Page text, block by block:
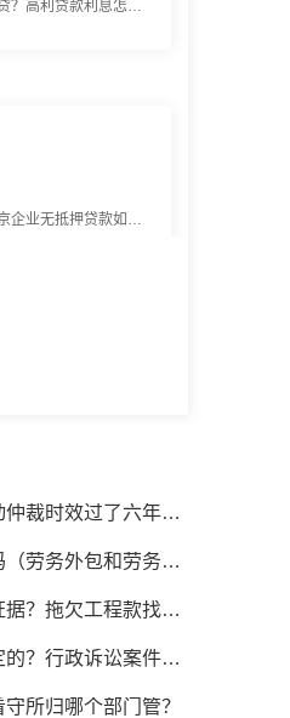
小额贷款如何贷？小额贷款不还最终有什么后果？工行个人小额贷款的条件是什么？
效过了六年怎么办？
包和劳务派遣区别）
哪个部门能解决？ 每日聚焦
理的规定情形有什么？ 焦点日报
所归哪个部门管？